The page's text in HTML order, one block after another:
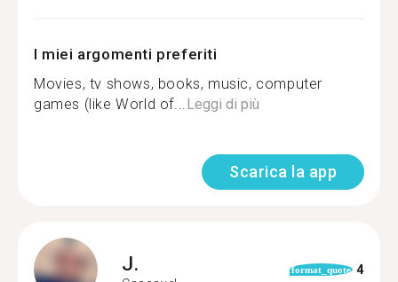
I miei argomenti preferiti
Movies, tv shows, books, music, computer
games (like World of...Leggi di più
Scarica la app
J. format_quote 4